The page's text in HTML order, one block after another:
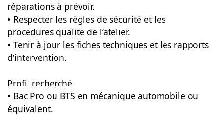
réparations à prévoir.
• Respecter les règles de sécurité et les
procédures qualité de l’atelier.
• Tenir à jour les fiches techniques et les rapports
d’intervention.
Profil recherché
• Bac Pro ou BTS en mécanique automobile ou
équivalent.